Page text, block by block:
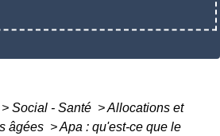
> Social - Santé >Allocations et
âgées >Apa : qu'est-ce que le